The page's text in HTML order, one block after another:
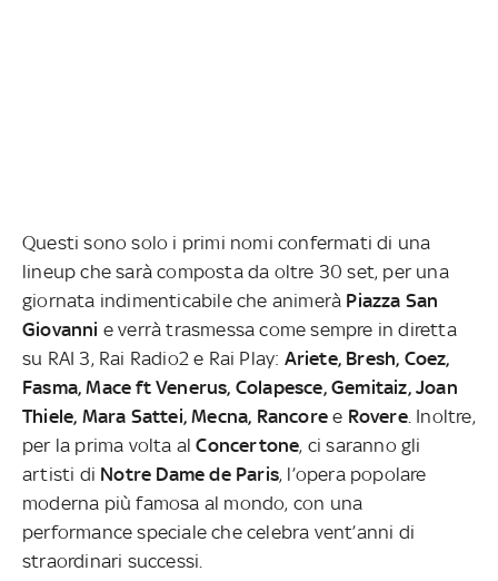
Questi sono solo i primi nomi confermati di una
lineup che sarà composta da oltre 30 set, per una
giornata indimenticabile che animerà Piazza San
Giovanni e verrà trasmessa come sempre in diretta
su RAI 3, Rai Radio2 e Rai Play: Ariete, Bresh, Coez,
Fasma, Mace ft Venerus, Colapesce, Gemitaiz, Joan
Thiele, Mara Sattei, Mecna, Rancoree Rovere. Inoltre,
per la prima volta alConcertone, ci saranno gli
artisti di Notre Dame de Paris, l’opera popolare
moderna più famosa al mondo, con una
performance speciale che celebra vent’anni di
straordinari successi.